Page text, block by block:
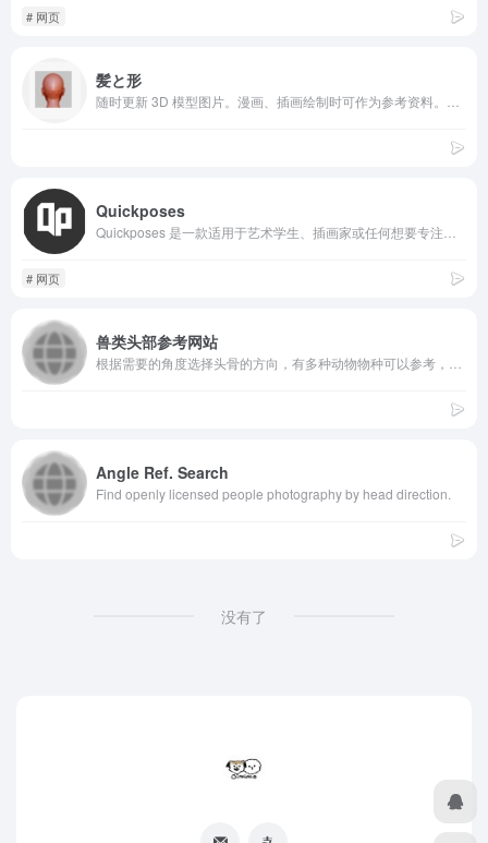
# 网页
髪と形
Quickposes
# 网页
兽类头部参考网站
Angle Ref. Search
Find openly licensed people photography by head direction.
没有了